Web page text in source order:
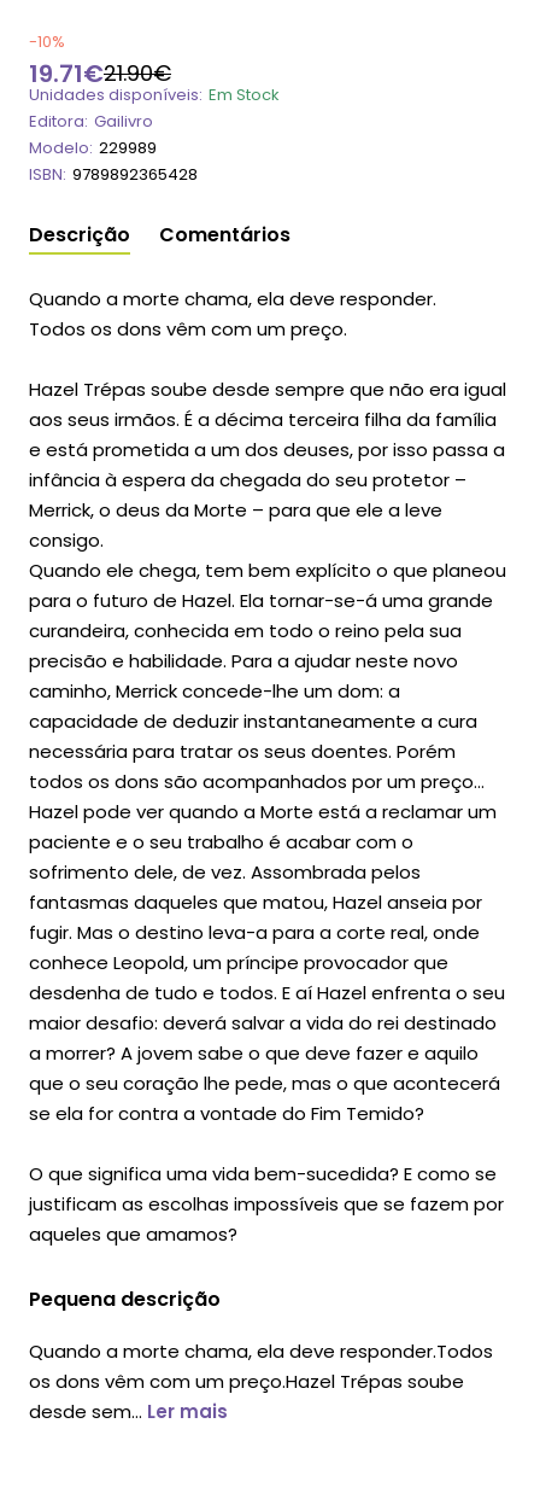
-10%
19.71€21.90€
Unidades disponíveis: Em Stock
Editora: Gailivro
Modelo: 229989
ISBN: 9789892365428
Descrição Comentários
Quando a morte chama, ela deve responder.
Todos os dons vêm com um preço.
Hazel Trépas soube desde sempre que não era igual
aos seus irmãos. É a décima terceira filha da família
e está prometida a um dos deuses, por isso passa a
infância à espera da chegada do seu protetor –
Merrick, o deus da Morte – para que ele a leve
consigo.
Quando ele chega, tem bem explícito o que planeou
para o futuro de Hazel. Ela tornar-se-á uma grande
curandeira, conhecida em todo o reino pela sua
precisão e habilidade. Para a ajudar neste novo
caminho, Merrick concede-lhe um dom: a
capacidade de deduzir instantaneamente a cura
necessária para tratar os seus doentes. Porém
todos os dons são acompanhados por um preço…
Hazel pode ver quando a Morte está a reclamar um
paciente e o seu trabalho é acabar com o
sofrimento dele, de vez. Assombrada pelos
fantasmas daqueles que matou, Hazel anseia por
fugir. Mas o destino leva-a para a corte real, onde
conhece Leopold, um príncipe provocador que
desdenha de tudo e todos. E aí Hazel enfrenta o seu
maior desafio: deverá salvar a vida do rei destinado
a morrer? A jovem sabe o que deve fazer e aquilo
que o seu coração lhe pede, mas o que acontecerá
se ela for contra a vontade do Fim Temido?
O que significa uma vida bem-sucedida? E como se
justificam as escolhas impossíveis que se fazem por
aqueles que amamos?
Pequena descrição
Quando a morte chama, ela deve responder.Todos
os dons vêm com um preço.Hazel Trépas soube
desde sem... Ler mais